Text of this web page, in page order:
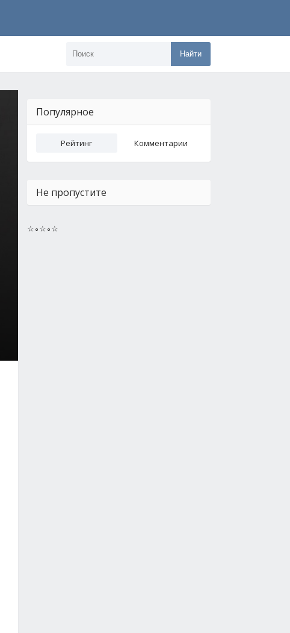
Найти
Популярное
Рейтинг Комментарии
Не пропустите
☆∘☆∘☆